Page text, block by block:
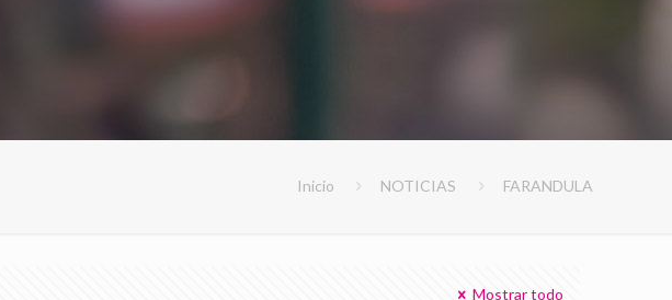
Inicio NOTICIAS FARANDULA
Mostrar todo